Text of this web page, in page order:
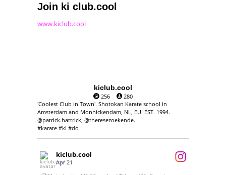
Join ki club.cool
www.kiclub.cool
kiclub.cool
256
280
'Coolest Club in Town'. Shotokan Karate school in
Amsterdam and Monnickendam, NL, EU. EST. 1994.
@patrick.hattrick, @theresezoekende.
#karate #ki #do
kiclub.cool
Apr 21